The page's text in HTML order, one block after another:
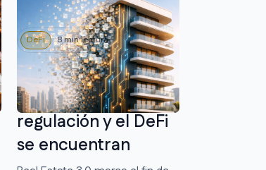
DeFi 8 min lectura
Real Estate 3.0, la
nueva era donde la
regulación y el DeFi
se encuentran